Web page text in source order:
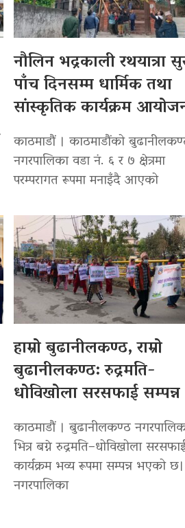
नौलिन भद्रकाली रथयात्रा
पाँच दिनसम्म धार्मिक तथा
सांस्कृतिक कार्यक्रम
काठमाडौं । काठमाडौंको
नगरपालिका वडा नं. ६ र ७ क्षेत्रमा
परम्परागत रूपमा मनाइँदै आएको
हाम्रो बुढानीलकण्ठ, राम्रो
बुढानीलकण्ठ: रुद्रमति-
धोविखोला सरसफाई सम्पन्न
काठमाडौं । बुढानीलकण्ठ
भित्र बग्ने रुद्रमति–धोविखोला
कार्यक्रम भव्य रूपमा सम्पन्न भएको छ।
नगरपालिका